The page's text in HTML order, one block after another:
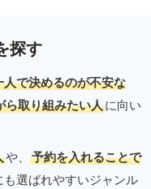
探す
で決めるのが不安な
ら取り組みたい人に向い
や、
予約を入れることで
も選ばれやすいジャンル